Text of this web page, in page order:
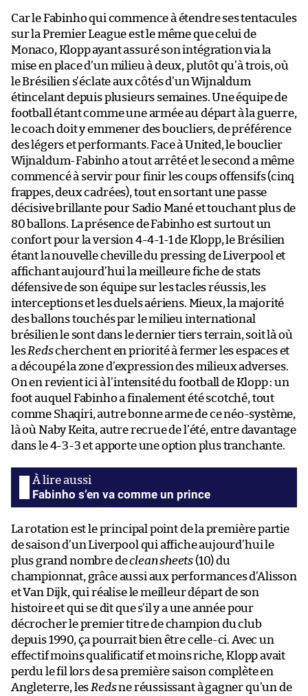
Car le Fabinho qui commence à étendre ses tentacules
sur la Premier League est le même que celui de
Monaco, Klopp ayant assuré son intégration via la
mise en place d’un milieu à deux, plutôt qu’à trois, où
le Brésilien s’éclate aux côtés d’un Wijnaldum
étincelant depuis plusieurs semaines. Une équipe de
football étant comme une armée au départ à la guerre,
le coach doit y emmener des boucliers, de préférence
des légers et performants. Face à United, le bouclier
Wijnaldum-Fabinho a tout arrêté et le second a même
commencé à servir pour finir les coups offensifs (cinq
frappes, deux cadrées), tout en sortant une passe
décisive brillante pour Sadio Mané et touchant plus de
80 ballons. La présence de Fabinho est surtout un
confort pour la version 4-4-1-1 de Klopp, le Brésilien
étant la nouvelle cheville du pressing de Liverpool et
affichant aujourd’hui la meilleure fiche de stats
défensive de son équipe sur les tacles réussis, les
interceptions et les duels aériens. Mieux, la majorité
des ballons touchés par le milieu international
brésilien le sont dans le dernier tiers terrain, soit là où
lesRedscherchent en priorité à fermer les espaces et
a découpé la zone d’expression des milieux adverses.
On en revient ici à l’intensité du football de Klopp : un
foot auquel Fabinho a finalement été scotché, tout
comme Shaqiri, autre bonne arme de ce néo-système,
là où Naby Keita, autre recrue de l’été, entre davantage
dans le 4-3-3 et apporte une option plus tranchante.
Fabinho s’en va comme un prince
La rotation est le principal point de la première partie
de saison d’un Liverpool qui affiche aujourd’hui le
plus grand nombre declean sheets(10) du
championnat, grâce aussi aux performances d’Alisson
et Van Dijk, qui réalise le meilleur départ de son
histoire et qui se dit que s’il y a une année pour
décrocher le premier titre de champion du club
depuis 1990, ça pourrait bien être celle-ci. Avec un
effectif moins qualificatif et moins riche, Klopp avait
perdu le fil lors de sa première saison complète en
Angleterre, les Redsne réussissant à gagner qu’un de